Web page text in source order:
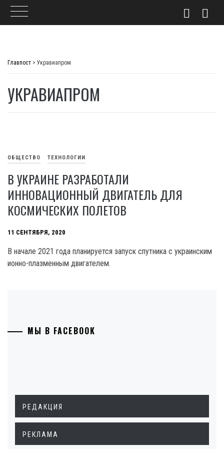
Главпост > Укравиапром
УКРАВИАПРОМ
ОБЩЕСТВО ТЕХНОЛОГИИ
В УКРАИНЕ РАЗРАБОТАЛИ
ИННОВАЦИОННЫЙ ДВИГАТЕЛЬ ДЛЯ
КОСМИЧЕСКИХ ПОЛЕТОВ
11 СЕНТЯБРЯ, 2020
В начале 2021 года планируется запуск спутника с украинским
ионно-плазменным двигателем.
МЫ В FACEBOOK
РЕДАКЦИЯ
РЕКЛАМА